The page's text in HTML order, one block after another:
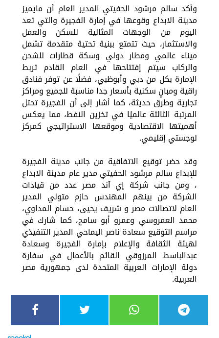
وأكد سالم مرشود الحفيتي المدير العام أن مايميز
مدينة الابداع وقوعها في إمارة الفجيرة والتي تعد
اليوم من الوجهات المثالية للسكن والعمل
والاستثمار، حيث تتمتع ببنية تحتية متقدمة تشمل
ميناء عالمي ومطار دولي وسكة قطارات للشحن
والركاب سيتم إفتتاحها في العام القادم تربط
الإمارة بكل من دبي وأبوظبي، فضلًا عن توفر فنادق
راقية ومبانٍ سكنية بأسعار جدا مناسبة للجميع ومراكز
تجارية وطرق حديثة، كما أشار إلى أن الفجيرة تحتل
المرتبة الثالثة عالميًا في تخزين النفط، مما يعكس
أهميتها الاقتصادية وموقعها الاستراتيجي كمركز
لوجستي إقليمي.
وقد حضر توقيع الاتفاقية من جانب مدينة الفجيرة
للإبداع سالم مرشود الحفيتي مدير عام مدينة الابداع
، ومن جانب شركة إي آند مصر عدد من قيادات
الشركة من بينهم المهندس حازم متولي المدير
العام لاتصالات مصر و شريف يحيى، حسام المداوي،
محمد العمروسي وعمرو أبو سامح، كما شارك في
مراسم التوقيع سعادة ناصر اليماحي المدير التنفيذي
لهيئة الثقافة والإعلام بإمارة الفجيرة وسعادة
عبدالباسط المرزوقي القائم بالأعمال في سفارة
دولة الإمارات العربية المتحدة لدى جمهورية مصر
العربية.